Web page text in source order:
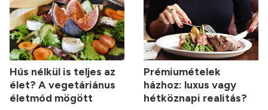
Hús nélkül is teljes az
élet? A vegetáriánus
életmód mögött
Prémiumételek
házhoz: luxus vagy
hétköznapi realitás?